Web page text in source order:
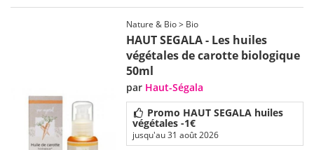
Nature & Bio > Bio
HAUT SEGALA - Les huiles
végétales de carotte biologique
50ml
par Haut-Ségala
Promo HAUT SEGALA huiles
végétales -1€
jusqu'au 31 août 2026